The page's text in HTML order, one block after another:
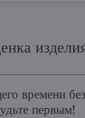
времени
первым!